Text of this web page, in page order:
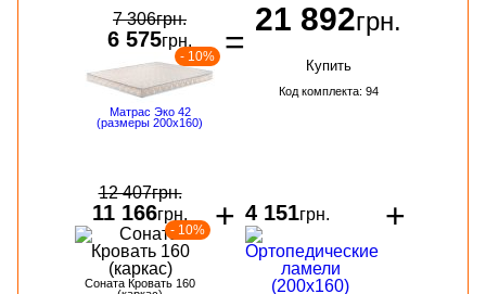
7 306грн.
6 575грн.
- 10%
Матрас Эко 42
(размеры 200х160)
=
21 892грн.
Купить
Код комплекта: 94
12 407грн.
11 166грн.
- 10%
Соната Кровать 160
+ 4 151грн. +